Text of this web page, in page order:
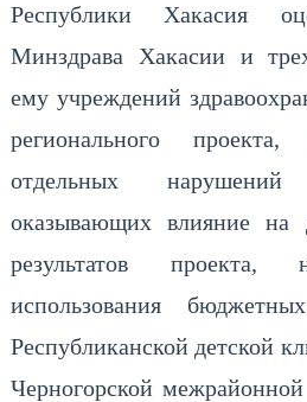
Республики Хакасия
Минздрава Хакасии и
ему учреждений
регионального
отдельных
оказывающих влияние на
результатов проекта,
использования
Республиканской детской
Черногорской